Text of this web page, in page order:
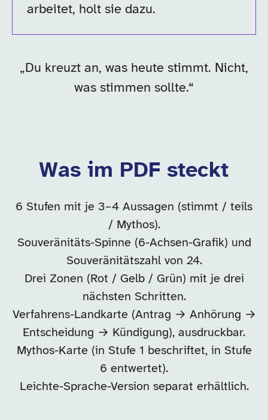
arbeitet, holt sie dazu.
„Du kreuzt an, was heute stimmt. Nicht,
was stimmen sollte.“
Was im PDF steckt
6 Stufen mit je 3–4 Aussagen (stimmt / teils
/ Mythos).
Souveränitäts-Spinne (6-Achsen-Grafik) und
Souveränitätszahl von 24.
Drei Zonen (Rot / Gelb / Grün) mit je drei
nächsten Schritten.
Verfahrens-Landkarte (Antrag → Anhörung →
Entscheidung → Kündigung), ausdruckbar.
Mythos-Karte (in Stufe 1 beschriftet, in Stufe
6 entwertet).
Leichte-Sprache-Version separat erhältlich.